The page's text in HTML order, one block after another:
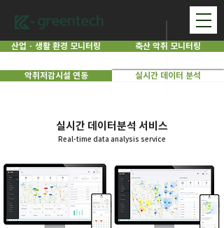
축산 악취 모니터링
산업 · 생활 환경 모니터링
실시간 데이터 분석
악취저감시설 연동
실시간 데이터분석 서비스
Real-time data analysis service